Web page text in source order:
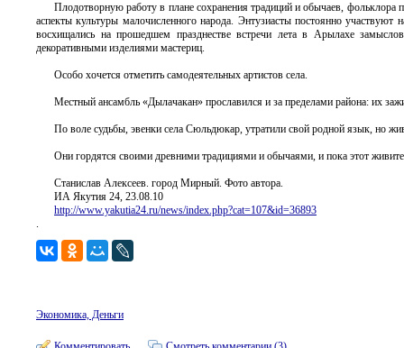
Плодотворную работу в плане сохранения традиций и обычаев, фольклора
аспекты культуры малочисленного народа. Энтузиасты постоянно
восхищались на прошедшем празднестве встречи лета в Арылахе
декоративными изделиями мастериц.
Особо хочется отметить самодеятельных артистов села.
Местный ансамбль «Дылачакан» прославился и за пределами района: их
По воле судьбы, эвенки села Сюльдюкар, утратили свой родной язык, но
Они гордятся своими древними традициями и обычаями, и пока этот
Станислав Алексеев. город Мирный. Фото автора.
ИА Якутия 24, 23.08.10
http://www.yakutia24.ru/news/index.php?cat=107&id=36893
.
Экономика, Деньги